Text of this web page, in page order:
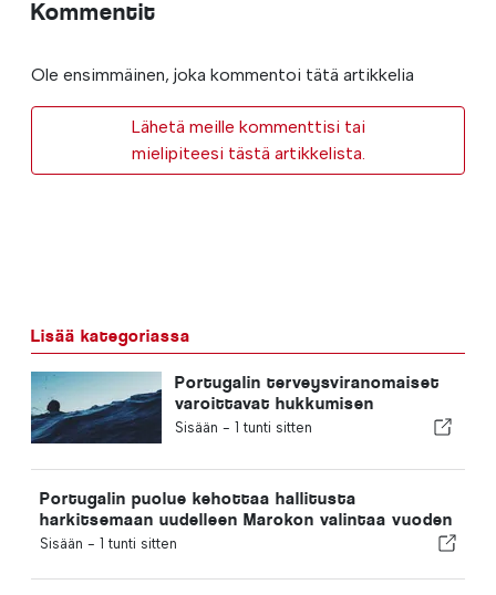
Kommentit
Ole ensimmäinen, joka kommentoi tätä artikkelia
Lähetä meille kommenttisi tai
mielipiteesi tästä artikkelista.
Lisää kategoriassa
Portugalin terveysviranomaiset
varoittavat hukkumisen
vaaroista
Sisään - 1 tunti sitten
Portugalin puolue kehottaa hallitusta
harkitsemaan uudelleen Marokon valintaa vuoden
2030 jalkapallon MM-kisojen isäntämaaksi Ceutan
Sisään - 1 tunti sitten